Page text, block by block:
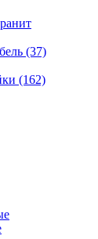
(37)
(162)